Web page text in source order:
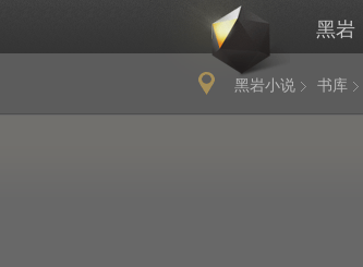
黑岩
黑岩小说 书库